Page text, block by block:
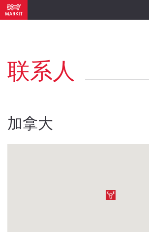
联系人
加拿大